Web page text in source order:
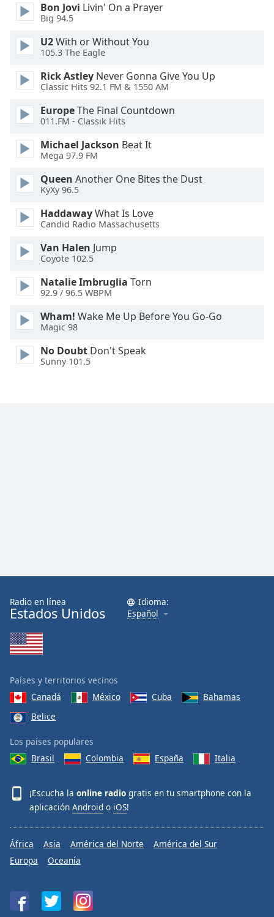
Opacity
Text
Background
Color
Opacity
Caption
Background
Color
Size
Text
Edge
Style
Bon Jovi Livin' On a Prayer
Big 94.5
U2With or Without You
105.3 The Eagle
Rick Astley Never Gonna Give You Up
Classic Hits 92.1 FM & 1550 AM
EuropeThe Final Countdown
011.FM - Classik Hits
Michael Jackson Beat It
Mega 97.9 FM
Queen Another One Bites the Dust
KyXy 96.5
HaddawayWhat Is Love
Candid Radio Massachusetts
Van Halen Jump
Coyote 102.5
Natalie Imbruglia Torn
92.9 / 96.5 WBPM
Wham! Wake Me Up Before You Go-Go
Magic 98
No Doubt Don't Speak
Sunny 101.5
Radio en línea
Estados Unidos
Idioma:
Español
Países y territorios vecinos
Canadá
México Cuba
Bahamas
Belice
Los países populares
Brasil
Colombia España Italia
¡Escucha la online radio gratis en tu smartphone con la
aplicación Android o iOS!
África Asia América del Norte
América del Sur
Europa
Oceanía